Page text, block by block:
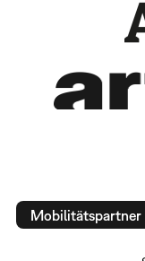
Mobilitätspartner